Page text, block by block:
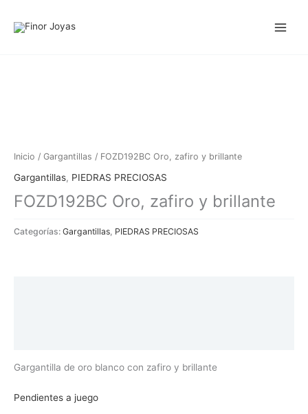
Inicio / Gargantillas / FOZD192BC Oro, zafiro y brillante
Gargantillas, PIEDRAS PRECIOSAS
FOZD192BC Oro, zafiro y brillante
Categorías: Gargantillas PIEDRAS PRECIOSAS
Gargantilla de oro blanco con zafiro y brillante
Pendientes a juego